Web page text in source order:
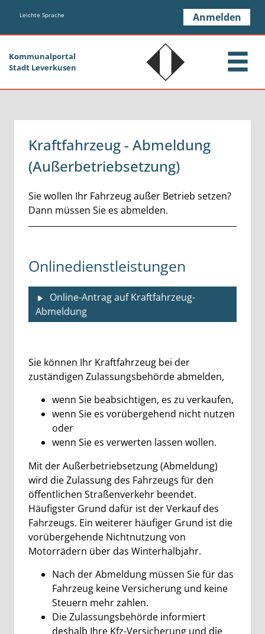
Zum Hauptinhalt springen
Leichte Sprache Anmelden
Kommunalportal
Stadt Leverkusen
Kraftfahrzeug - Abmeldung
(Außerbetriebsetzung)
Kurzbeschreibung
Sie wollen Ihr Fahrzeug außer Betrieb setzen?
Dann müssen Sie es abmelden.
Onlinedienstleistungen
Online-Antrag auf Kraftfahrzeug-
Abmeldung
Beschreibung
Sie können Ihr Kraftfahrzeug bei der
zuständigen Zulassungsbehörde abmelden,
wenn Sie beabsichtigen, es zu verkaufen,
wenn Sie es vorübergehend nicht nutzen
oder
wenn Sie es verwerten lassen wollen.
Mit der Außerbetriebsetzung (Abmeldung)
wird die Zulassung des Fahrzeugs für den
öffentlichen Straßenverkehr beendet.
Häufigster Grund dafür ist der Verkauf des
Fahrzeugs. Ein weiterer häufiger Grund ist die
vorübergehende Nichtnutzung von
Motorrädern über das Winterhalbjahr.
Nach der Abmeldung müssen Sie für das
Fahrzeug keine Versicherung und keine
Steuern mehr zahlen.
Die Zulassungsbehörde informiert
deshalb Ihre Kfz-Versicherung und die